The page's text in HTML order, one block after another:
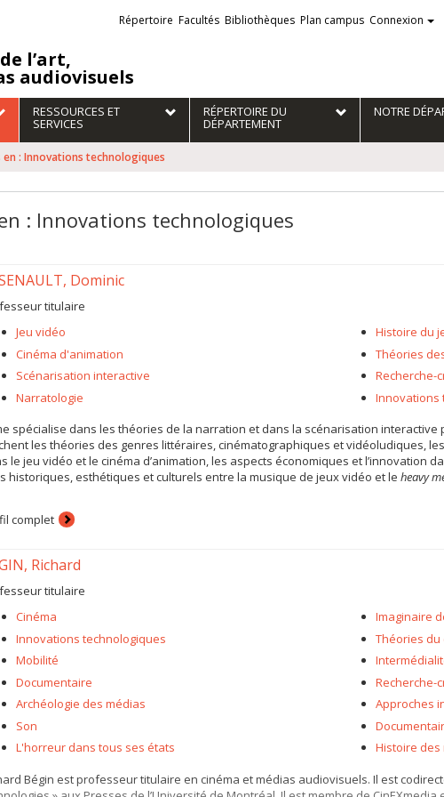
l’art,
audiovisuels
Liens
externes
Répertoire Facultés Bibliothèques Plan campus Connexion
RESSOURCES ET
SERVICES
RÉPERTOIRE DU
DÉPARTEMENT
NOTRE
en : Innovations technologiques
: Innovations technologiques
Dominic
titulaire
Jeu vidéo
Cinéma d'animation
Scénarisation interactive
Narratologie
Histoire du
Théories
Recherche-
Innovations
spécialise dans les théories de la narration et dans la scénarisation
les théories des genres littéraires, cinématographiques et vidéoludiques,
le jeu vidéo et le cinéma d’animation, les aspects économiques et l’innovation
historiques, esthétiques et culturels entre la musique de jeux vidéo et le heavy
complet
Richard
titulaire
Cinéma
Innovations technologiques
Mobilité
Documentaire
Archéologie des médias
Son
L'horreur dans tous ses états
Imaginaire
Théories du
Recherche-
Approches
Histoire des
Bégin est professeur titulaire en cinéma et médias audiovisuels. Il est